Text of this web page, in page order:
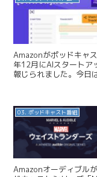
Amazonがポッドキャ
年12月にAIスタートア
報じられました。今日
03. ポッドキャスト番組
Amazonオーディブル